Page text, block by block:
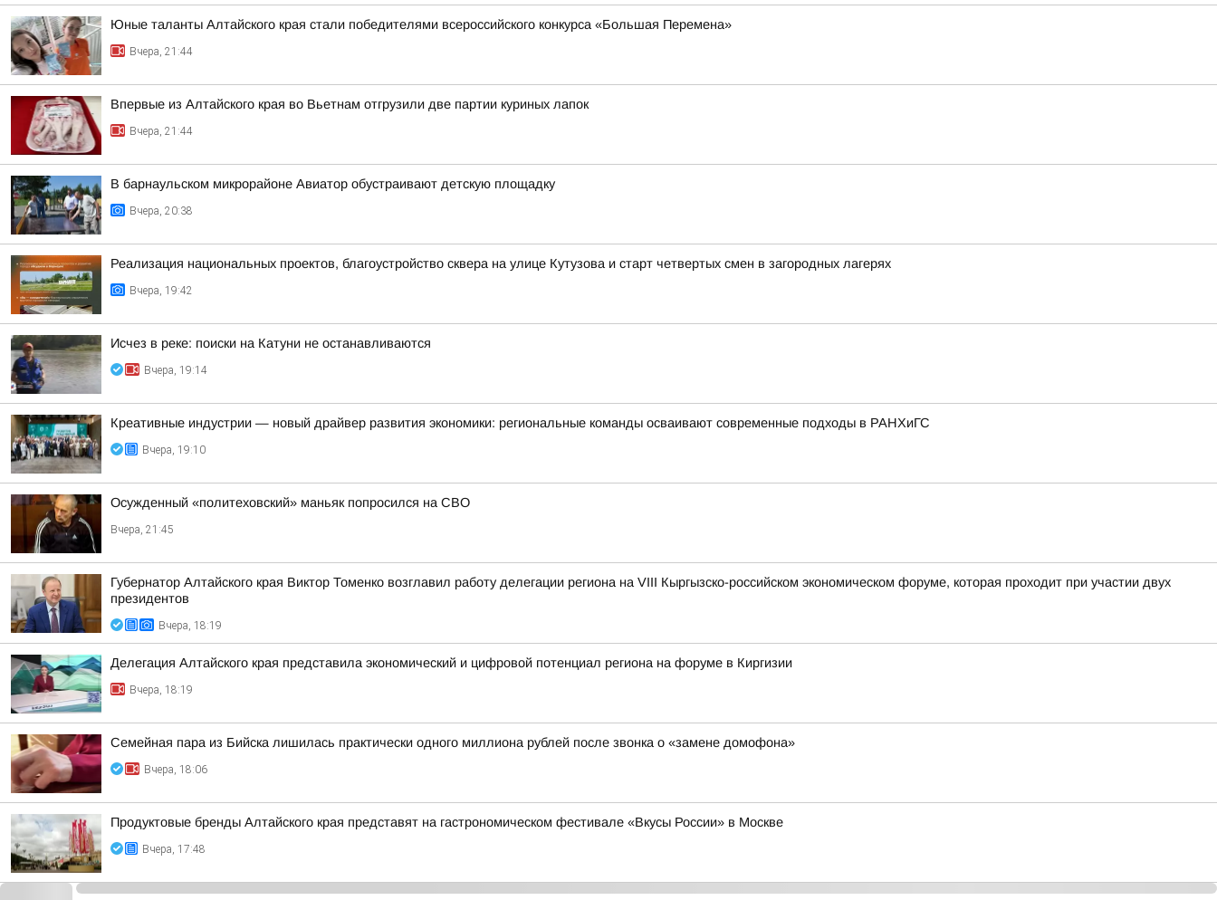
Юные таланты Алтайского края стали победителями всероссийского конкурса «Большая Перемена»
Вчера, 21:44
Впервые из Алтайского края во Вьетнам отгрузили две партии куриных лапок
Вчера, 21:44
В барнаульском микрорайоне Авиатор обустраивают детскую площадку
Вчера, 20:38
Реализация национальных проектов, благоустройство сквера на улице Кутузова и старт четвертых смен в загородных лагерях
Вчера, 19:42
Исчез в реке: поиски на Катуни не останавливаются
Вчера, 19:14
Креативные индустрии — новый драйвер развития экономики: региональные команды осваивают современные подходы в РАНХиГС
Вчера, 19:10
Осужденный «политеховский» маньяк попросился на СВО
Вчера, 21:45
Губернатор Алтайского края Виктор Томенко возглавил работу делегации региона на VIII Кыргызско-российском экономическом форуме, которая проходит при участии двух
президентов
Вчера, 18:19
Делегация Алтайского края представила экономический и цифровой потенциал региона на форуме в Киргизии
Вчера, 18:19
Семейная пара из Бийска лишилась практически одного миллиона рублей после звонка о «замене домофона»
Вчера, 18:06
Продуктовые бренды Алтайского края представят на гастрономическом фестивале «Вкусы России» в Москве
Вчера, 17:48